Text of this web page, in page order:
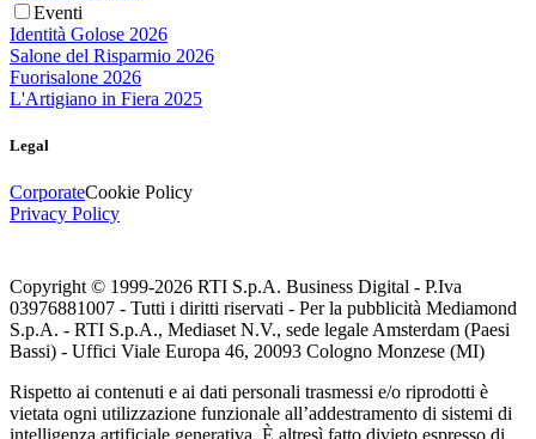
Eventi
Identità Golose 2026
Salone del Risparmio 2026
Fuorisalone 2026
L'Artigiano in Fiera 2025
Legal
CorporateCookie Policy
Privacy Policy
Copyright © 1999-2026 RTI S.p.A. Business Digital - P.Iva
03976881007 - Tutti i diritti riservati - Per la pubblicità Mediamond
S.p.A. - RTI S.p.A., Mediaset N.V., sede legale Amsterdam (Paesi
Bassi) - Uffici Viale Europa 46, 20093 Cologno Monzese (MI)
Rispetto ai contenuti e ai dati personali trasmessi e/o riprodotti è
vietata ogni utilizzazione funzionale all’addestramento di sistemi di
intelligenza artificiale generativa. È altresì fatto divieto espresso di